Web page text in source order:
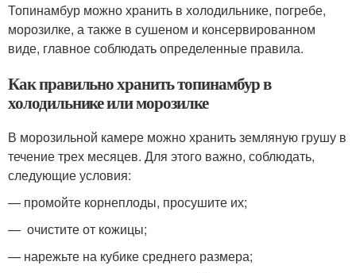
Топинамбур можно хранить в холодильнике, погребе,
морозилке, а также в сушеном и консервированном
виде, главное соблюдать определенные правила.
Как правильно хранить топинамбур в
холодильнике или морозилке
В морозильной камере можно хранить земляную грушу в
течение трех месяцев. Для этого важно, соблюдать,
следующие условия:
— промойте корнеплоды, просушите их;
— очистите от кожицы;
— нарежьте на кубике среднего размера;